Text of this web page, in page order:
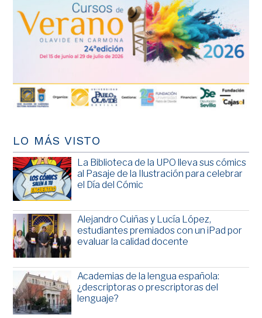
LO MÁS VISTO
La Biblioteca de la UPO lleva sus cómics
al Pasaje de la Ilustración para celebrar
el Día del Cómic
Alejandro Cuiñas y Lucía López,
estudiantes premiados con un iPad por
evaluar la calidad docente
Academias de la lengua española:
¿descriptoras o prescriptoras del
lenguaje?